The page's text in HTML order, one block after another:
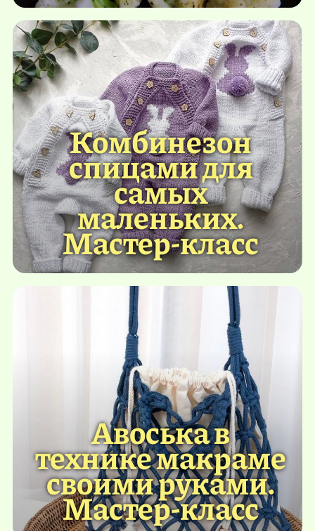
Комбинезон
спицами для
самых
маленьких.
Мастер-класс
Авоська в
технике макраме
своими руками.
Мастер-класс